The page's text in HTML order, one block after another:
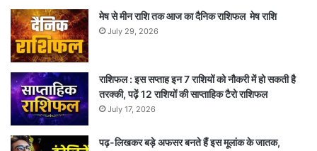
मेष से मीन राशि तक आज का दैनिक राशिफल मेष राशि
July 29, 2026
राशिफल : इस सप्ताह इन 7 राशियों को नौकरी में हो सकती है
तरक्की, पढ़ें 12 राशियों की साप्ताहिक टैरो राशिफल
July 17, 2026
पढ़-लिखकर बड़े अफसर बनते हैं इस मूलांक के जातक,